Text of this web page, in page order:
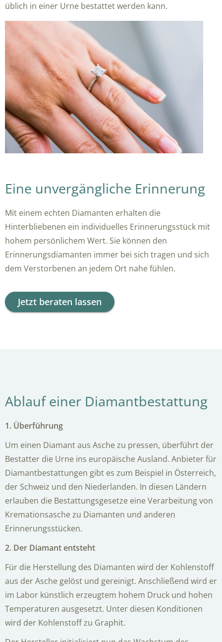
üblich in einer Urne bestattet werden kann.
Eine unvergängliche Erinnerung
Mit einem echten Diamanten erhalten die
Hinterbliebenen ein individuelles Erinnerungsstück mit
hohem persönlichem Wert. Sie können den
Erinnerungsdiamanten immer bei sich tragen und sich
dem Verstorbenen an jedem Ort nahe fühlen.
Jetzt beraten lassen
Ablauf einer Diamantbestattung
1. Überführung
Um einen Diamant aus Asche zu pressen, überführt der
Bestatter die Urne ins europäische Ausland. Anbieter für
Diamantbestattungen gibt es zum Beispiel in Österreich,
der Schweiz und den Niederlanden. In diesen Ländern
erlauben die Bestattungsgesetze eine Verarbeitung von
Kremationsasche zu Diamanten und anderen
Erinnerungsstücken.
2. Der Diamant entsteht
Für die Herstellung des Diamanten wird der Kohlenstoff
aus der Asche gelöst und gereinigt. Anschließend wird er
im Labor künstlich erzeugtem hohem Druck und hohen
Temperaturen ausgesetzt. Unter diesen Konditionen
wird der Kohlenstoff zu Graphit.